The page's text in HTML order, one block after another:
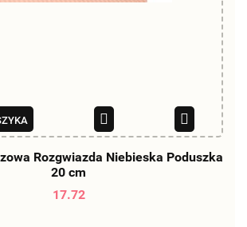
Rozgwiazda Niebieska Poduszka
20 cm
17.72